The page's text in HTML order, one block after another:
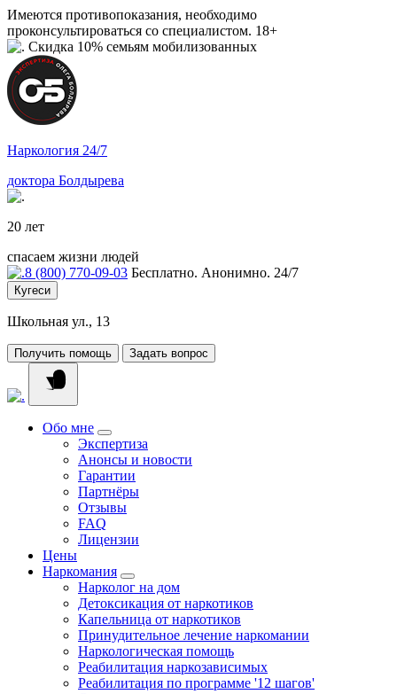
Имеются противопоказания, необходимо
проконсультироваться со специалистом. 18+
Скидка 10% семьям мобилизованных
Наркология 24/7
доктора Болдырева
20 лет
спасаем жизни людей
8 (800) 770-09-03 Бесплатно. Анонимно. 24/7
Кугеси
Школьная ул., 13
Получить помощь Задать вопрос
Обо мне
Экспертиза
Анонсы и новости
Гарантии
Партнёры
Отзывы
FAQ
Лицензии
Цены
Наркомания
Нарколог на дом
Детоксикация от наркотиков
Капельница от наркотиков
Принудительное лечение наркомании
Наркологическая помощь
Реабилитация наркозависимых
Реабилитация по программе '12 шагов'